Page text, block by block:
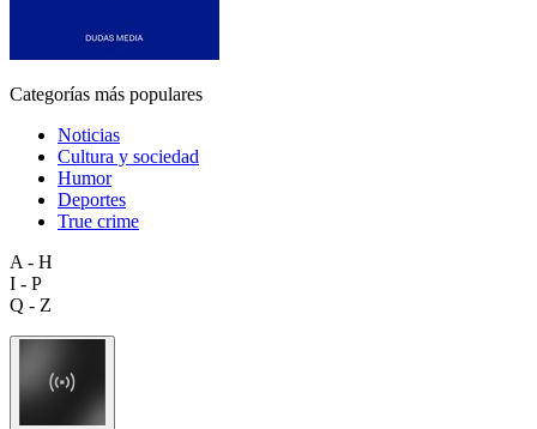
Categorías más populares
Noticias
Cultura y sociedad
Humor
Deportes
True crime
A - H
I - P
Q - Z